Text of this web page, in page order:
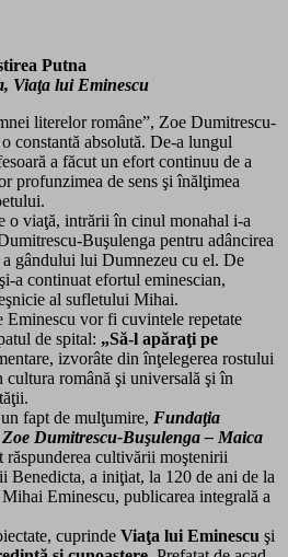
Putna
Viaţa lui Eminescu
literelor române”, Zoe Dumitrescu-
constantă absolută. De-a lungul
a făcut un efort continuu de a
profunzimea de sens şi înălţimea
o viaţă, intrării în cinul monahal i-a
Buşulenga pentru adâncirea
gândului lui Dumnezeu cu el. De
a continuat efortul eminescian,
al sufletului Mihai.
Eminescu vor fi cuvintele repetate
de spital: „Să-l apăraţi pe
izvorâte din înţelegerea rostului
cultura română şi universală şi în
fapt de mulţumire, Fundaţia
Dumitrescu-Buşulenga – Maica
răspunderea cultivării moştenirii
Benedicta, a iniţiat, la 120 de ani de la
Eminescu, publicarea integrală a
cuprinde Viaţa lui Eminescu şi